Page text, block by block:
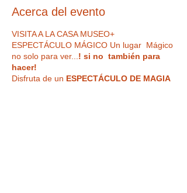
Acerca del evento
VISITA A LA CASA MUSEO+
ESPECTÁCULO MÁGICO Un lugar Mágico
no solo para ver... ! si no también para
hacer!
Disfruta de un ESPECTÁCULO DE MAGIA